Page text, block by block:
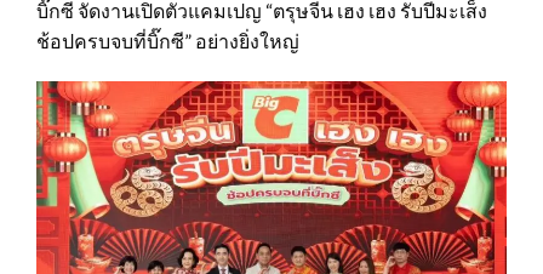
บิ๊กซี จัดงานเปิดตัวแคมเปญ “ตรุษจีน เฮง เฮง รับปีมะเส็ง
ช้อปครบจบที่บิ๊กซี” อย่างยิ่งใหญ่